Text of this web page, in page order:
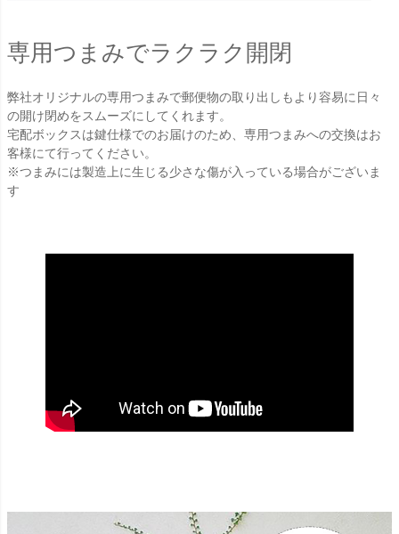
専用つまみでラクラク開閉
弊社オリジナルの専用つまみで郵便物の取り出しもより容易に日々
の開け閉めをスムーズにしてくれます。
宅配ボックスは鍵仕様でのお届けのため、専用つまみへの交換はお
客様にて行ってください。
※つまみには製造上に生じる少さな傷が入っている場合がございま
す